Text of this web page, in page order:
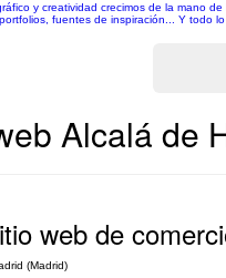
y creatividad crecimos de la mano
fuentes de inspiración... Y todo
Alcalá de
web de
(Madrid)